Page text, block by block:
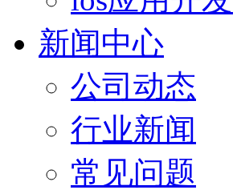
新闻中心
公司动态
行业新闻
常见问题